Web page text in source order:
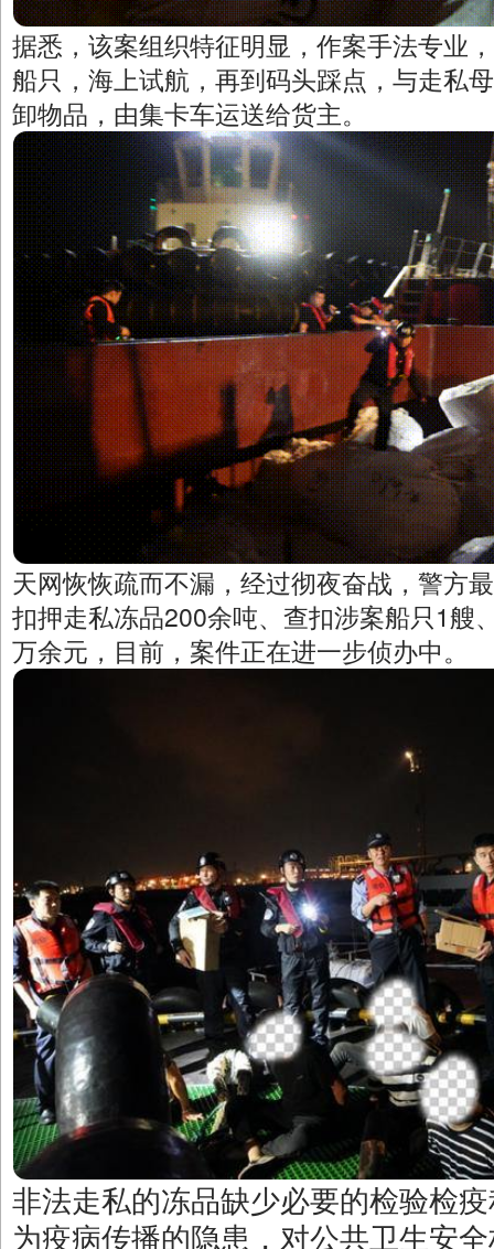
据悉，该案组织特征明显，作案手法专业
船只，海上试航，再到码头踩点，与走私
卸物品，由集卡车运送给货主。
天网恢恢疏而不漏，经过彻夜奋战，警方
扣押走私冻品200余吨、查扣涉案船只1艘
万余元，目前，案件正在进一步侦办中。
非法走私的冻品缺少必要的检验检
为疫病传播的隐患，对公共卫生安